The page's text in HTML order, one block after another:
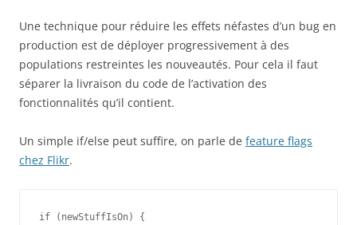
Une technique pour réduire les effets néfastes d’un bug en
production est de déployer progressivement à des
populations restreintes les nouveautés. Pour cela il faut
séparer la livraison du code de l’activation des
fonctionnalités qu’il contient.
Un simple if/else peut suffire, on parle de feature flags
chez Flikr.
if (newStuffIsOn) {